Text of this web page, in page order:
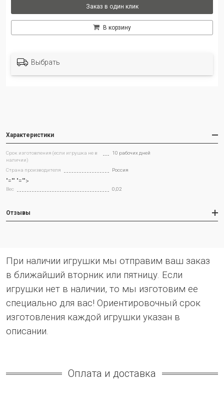
Заказ в один клик
В корзину
Выбрать
Характеристики
Срок изготовления (если игрушка не в
наличии)
10 рабочих дней
Страна производителя Россия
"="" "="">
Вес 0,02
Отзывы
При наличии игрушки мы отправим ваш заказ
в ближайший вторник или пятницу. Если
игрушки нет в наличии, то мы изготовим ее
специально для вас! Ориентировочный срок
изготовления каждой игрушки указан в
описании.
Оплата и доставка